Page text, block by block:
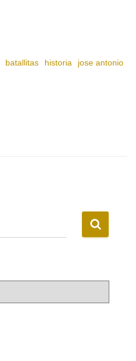
batallitas historia
jose antonio